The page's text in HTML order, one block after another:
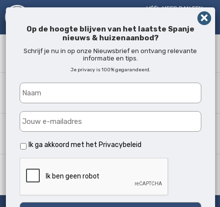
VÉÉL MEER DAN EEN
Waar?
Alle locaties
Woningtype
Alle soorten
Op de hoogte blijven van het laatste Spanje
nieuws & huizenaanbod?
Schrijf je nu in op onze Nieuwsbrief en ontvang relevante
informatie en tips.
Je privacy is 100% gegarandeerd.
Ik ga akkoord met het Privacybeleid